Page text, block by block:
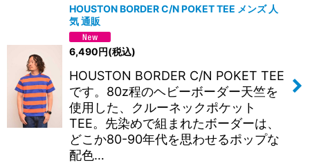
HOUSTON BORDER C/N POKET TEE メンズ 人
気 通販
6,490円(税込)
HOUSTON BORDER C/N POKET TEE
です。80z程のヘビーボーダー天竺を
使用した、クルーネックポケット
TEE。先染めで組まれたボーダーは、
どこか80-90年代を思わせるポップな
配色…